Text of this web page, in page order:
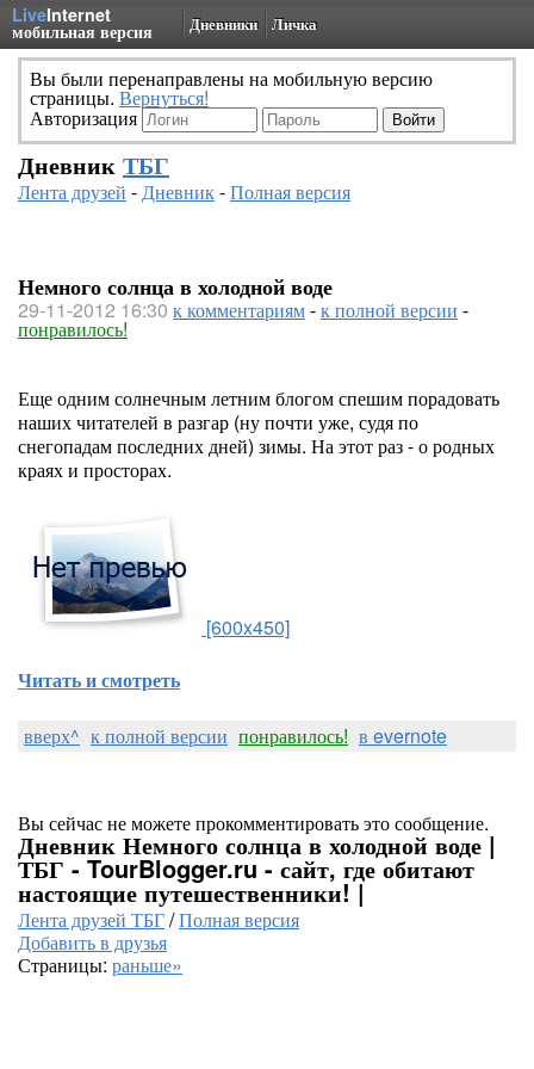
LiveInternet
мобильная версия Дневники Личка
Вы были перенаправлены на мобильную версию
страницы. Вернуться!
Авторизация
Дневник ТБГ
Лента друзей -Дневник-Полная версия
Немного солнца в холодной воде
29-11-2012 16:30 к комментариям-к полной версии -
понравилось!
Еще одним солнечным летним блогом спешим порадовать
наших читателей в разгар (ну почти уже, судя по
снегопадам последних дней) зимы. На этот раз - о родных
краях и просторах.
[600x450]
Читать и смотреть
вверх^ к полной версии понравилось! в evernote
Вы сейчас не можете прокомментировать это сообщение.
Дневник Немного солнца в холодной воде |
ТБГ - TourBlogger.ru - сайт, где обитают
настоящие путешественники! |
Лента друзей ТБГ/Полная версия
Добавить в друзья
Страницы: раньше»